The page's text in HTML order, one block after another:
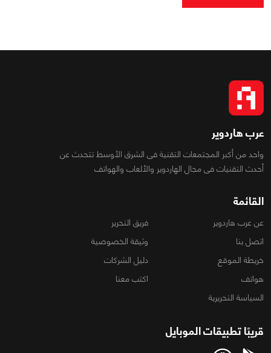
عرب هاردوير
واحد من أكبر المجتمعات التقنية فى الشرق الأوسط تتحدث عن
أحدث التقنيات فى مجال الهاردوير والألعاب والهواتف
القائمة
عن عرب هاردوير
فريق التحرير
اتصل بنا
وثيقة الخصوصية
خريطة الموقع
دليل الشركات
هواتف
اكتب معنا
السياسة التحريرية
قريبًا تطبيقات الموبايل